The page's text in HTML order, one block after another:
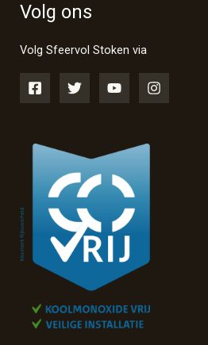
Volg ons
Volg Sfeervol Stoken via